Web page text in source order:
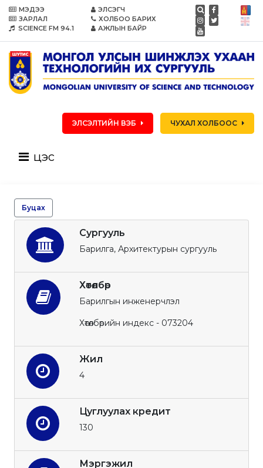
МЭДЭЭ
ЗАРЛАЛ
SCIENCE FM 94.1
ЭЛСЭГЧ
ХОЛБОО БАРИХ
АЖЛЫН БАЙР
ЭЛСЭЛТИЙН ВЭБ ЧУХАЛ ХОЛБООС
цэс
Буцах
Сургууль
Барилга, Архитектурын сургууль
Хөтөлбөр
Барилгын инженерчлэл
Хөтөлбөрийн индекс - 073204
Жил
4
Цуглуулах кредит
130
Мэргэжил